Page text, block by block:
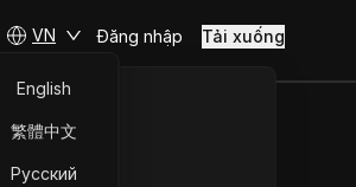
VN
English
繁體中文
Русский
Đăng nhập Tải xuống